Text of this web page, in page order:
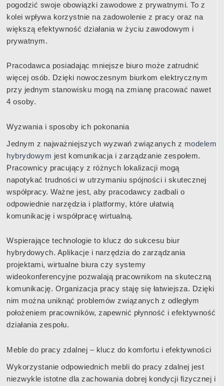
pogodzić swoje obowiązki zawodowe z prywatnymi. To z
kolei wpływa korzystnie na zadowolenie z pracy oraz na
większą efektywność działania w życiu zawodowym i
prywatnym.
Pracodawca posiadając mniejsze biuro może zatrudnić
więcej osób. Dzięki nowoczesnym biurkom elektrycznym
przy jednym stanowisku mogą na zmianę pracować nawet
4 osoby.
Wyzwania i sposoby ich pokonania
Jednym z najważniejszych wyzwań związanych z modelem
hybrydowym jest komunikacja i zarządzanie zespołem.
Pracownicy pracujący z różnych lokalizacji mogą
napotykać trudności w utrzymaniu spójności i skutecznej
współpracy. Ważne jest, aby pracodawcy zadbali o
odpowiednie narzędzia i platformy, które ułatwią
komunikację i współpracę wirtualną.
Wspierające technologie to klucz do sukcesu biur
hybrydowych. Aplikacje i narzędzia do zarządzania
projektami, wirtualne biura czy systemy
wideokonferencyjne pozwalają pracownikom na skuteczną
komunikację. Organizacja pracy staję się łatwiejsza. Dzięki
nim można uniknąć problemów związanych z odległym
położeniem pracowników, zapewnić płynność i efektywność
działania zespołu.
Meble do pracy zdalnej – klucz do komfortu i efektywności
Wykorzystanie odpowiednich mebli do pracy zdalnej jest
niezwykle istotne dla zachowania dobrej kondycji fizycznej i